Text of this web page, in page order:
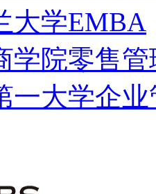
大学EMBA
学院零售
一大学企